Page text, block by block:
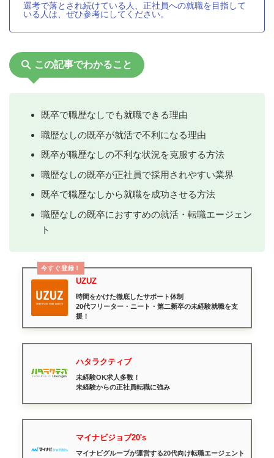
選考で落とされ続けている人、正社員への就職を目指して
いる人は、ぜひ参考にしてください。
この記事でわかること
既卒で職歴なしでも就職できる理由
職歴なしの既卒が就活で不利になる理由
既卒が職歴なしの不利な状況を克服する方法
職歴なしの既卒が正社員で採用されやすい業界
既卒で職歴なしから就職を成功させる方法
職歴なしの既卒におすすめの就活・転職エージェン
ト
今すぐ登録！
UZUZ
時間をかけた徹底したサポート体制
20代フリーター・ニート・第二新卒の未経験就職を支
援！
ハタラクティブ
未経験OK求人多数！
未経験からの正社員転職に強み
マイナビジョブ20's
マイナビグループが運営する20代向け転職エージェント